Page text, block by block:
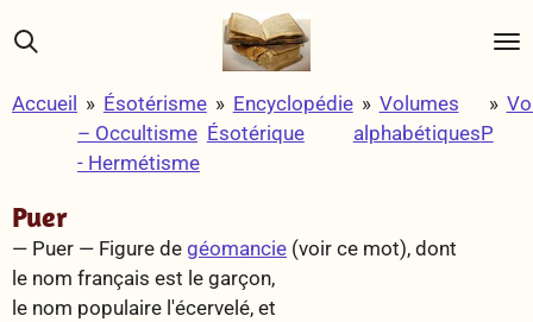
Passer
au
principal
Accueil » Ésotérisme
– Occultisme
- Hermétisme
» Encyclopédie
Ésotérique
» Volumes
alphabétiques
»
P
Puer
— Puer — Figure de géomancie (voir ce mot), dont
le nom français est le garçon,
le nom populaire l'écervelé, et